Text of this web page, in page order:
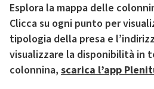
Esplora la mappa delle
Clicca su ogni punto per
tipologia della presa e
visualizzare la disponibilità in
colonnina, scarica l’app